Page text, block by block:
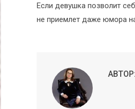
Если девушка позволит
не приемлет даже юмора на
АВТОР: